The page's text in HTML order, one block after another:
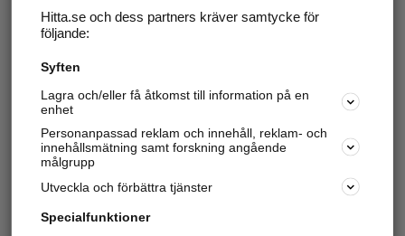
Hitta.se och dess partners kräver samtycke för
följande:
Syften
Lagra och/eller få åtkomst till information på en
enhet
Personanpassad reklam och innehåll, reklam- och
innehållsmätning samt forskning angående
målgrupp
Utveckla och förbättra tjänster
Specialfunktioner